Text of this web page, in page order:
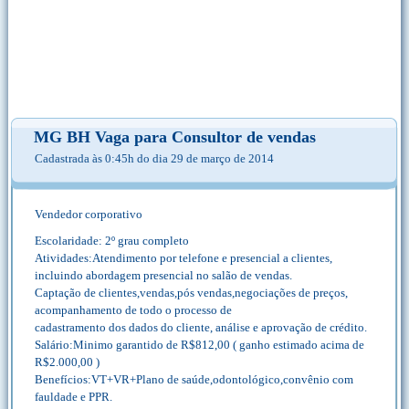
MG BH Vaga para Consultor de vendas
Cadastrada às 0:45h do dia 29 de março de 2014
Vendedor corporativo
Escolaridade: 2º grau completo
Atividades:Atendimento por telefone e presencial a clientes,
incluindo abordagem presencial no salão de vendas.
Captação de clientes,vendas,pós vendas,negociações de preços,
acompanhamento de todo o processo de
cadastramento dos dados do cliente, análise e aprovação de crédito.
Salário:Minimo garantido de R$812,00 ( ganho estimado acima de
R$2.000,00 )
Benefícios:VT+VR+Plano de saúde,odontológico,convênio com
fauldade e PPR.